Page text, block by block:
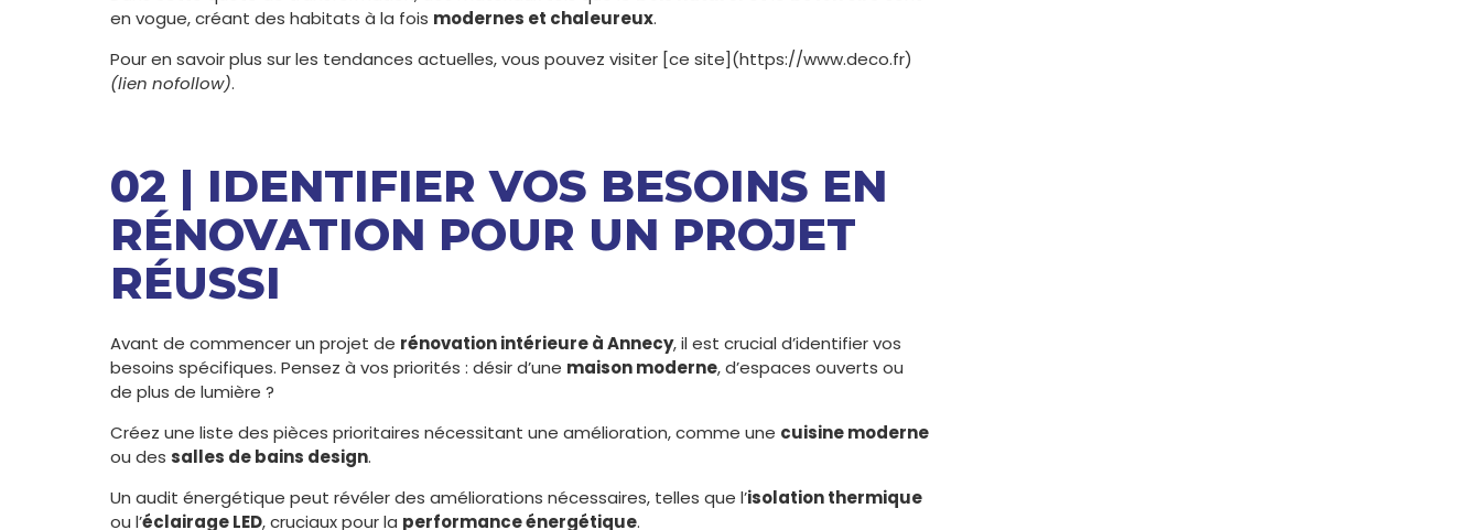
en vogue, créant des habitats à la fois modernes et chaleureux.
Pour en savoir plus sur les tendances actuelles, vous pouvez visiter [ce site](https://www.deco.fr)
(lien nofollow).
02 | IDENTIFIER VOS BESOINS EN
RÉNOVATION POUR UN PROJET
RÉUSSI
Avant de commencer un projet de rénovation intérieure à Annecy, il est crucial d’identifier vos
besoins spécifiques. Pensez à vos priorités : désir d’une maison moderne, d’espaces ouverts ou
de plus de lumière ?
Créez une liste des pièces prioritaires nécessitant une amélioration, comme une cuisine moderne
ou des salles de bains design.
Un audit énergétique peut révéler des améliorations nécessaires, telles que l’isolation thermique
ou l’éclairage LED, cruciaux pour la performance énergétique.